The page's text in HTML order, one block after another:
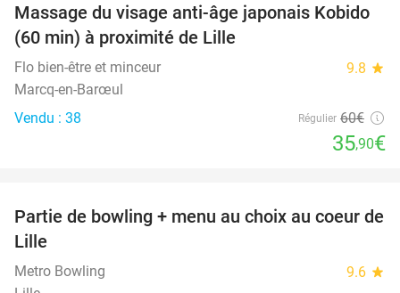
40%
Massage du visage anti-âge japonais Kobido
(60 min) à proximité de Lille
Flo bien-être et minceur 9.8 star
Marcq-en-Barœul
Vendu : 38
Régulier 60€
35,90€
22%
Partie de bowling + menu au choix au coeur de
Lille
Metro Bowling 9.6 star